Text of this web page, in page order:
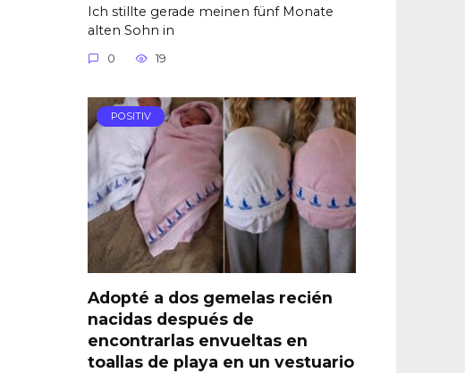
Ich stillte gerade meinen fünf Monate
alten Sohn in
0 19
POSITIV
Adopté a dos gemelas recién
nacidas después de
encontrarlas envueltas en
toallas de playa en un vestuario